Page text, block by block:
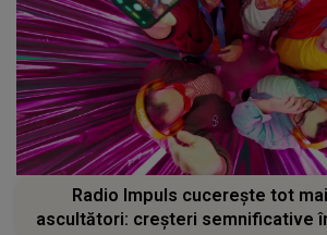
Radio Impuls cucerește tot
ascultători: creșteri semnificative